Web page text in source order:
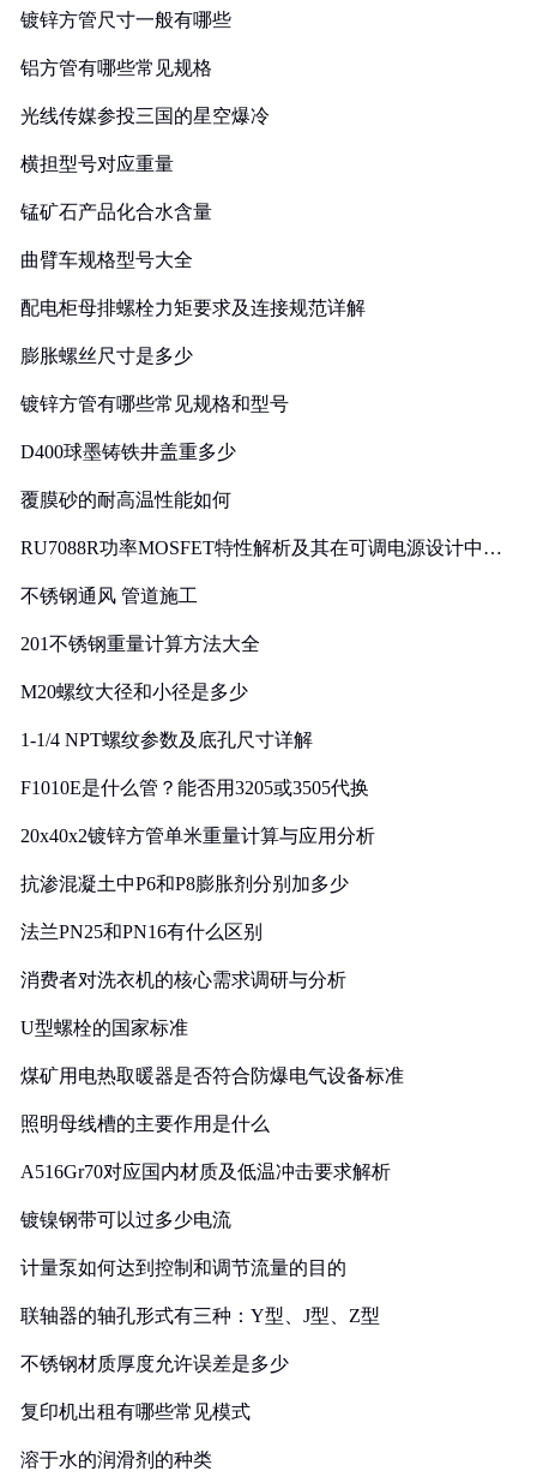
镀锌方管尺寸一般有哪些
铝方管有哪些常见规格
光线传媒参投三国的星空爆冷
横担型号对应重量
锰矿石产品化合水含量
曲臂车规格型号大全
配电柜母排螺栓力矩要求及连接规范详解
膨胀螺丝尺寸是多少
镀锌方管有哪些常见规格和型号
D400球墨铸铁井盖重多少
覆膜砂的耐高温性能如何
RU7088R功率MOSFET特性解析及其在可调电源设计中的
不锈钢通风 管道施工
201不锈钢重量计算方法大全
M20螺纹大径和小径是多少
1-1/4 NPT螺纹参数及底孔尺寸详解
F1010E是什么管？能否用3205或3505代换
20x40x2镀锌方管单米重量计算与应用分析
抗渗混凝土中P6和P8膨胀剂分别加多少
法兰PN25和PN16有什么区别
消费者对洗衣机的核心需求调研与分析
U型螺栓的国家标准
煤矿用电热取暖器是否符合防爆电气设备标准
照明母线槽的主要作用是什么
A516Gr70对应国内材质及低温冲击要求解析
镀镍钢带可以过多少电流
计量泵如何达到控制和调节流量的目的
联轴器的轴孔形式有三种：Y型、J型、Z型
不锈钢材质厚度允许误差是多少
复印机出租有哪些常见模式
溶于水的润滑剂的种类